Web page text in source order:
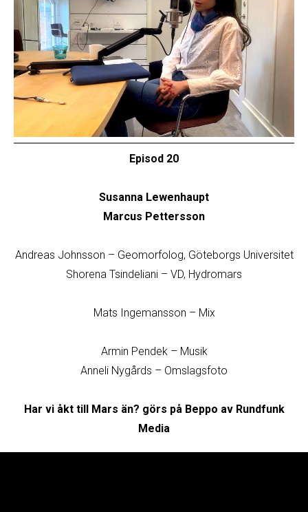
Episod 20
Susanna Lewenhaupt
Marcus Pettersson
Andreas Johnsson – Geomorfolog, Göteborgs Universitet
Shorena Tsindeliani – VD, Hydromars
Mats Ingemansson – Mix
Armin Pendek – Musik
Anneli Nygårds – Omslagsfoto
Har vi åkt till Mars än? görs på Beppo av Rundfunk
Media